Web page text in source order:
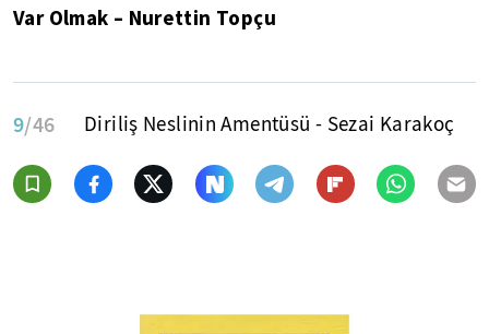
Var Olmak – Nurettin Topçu
9/46 Diriliş Neslinin Amentüsü - Sezai Karakoç